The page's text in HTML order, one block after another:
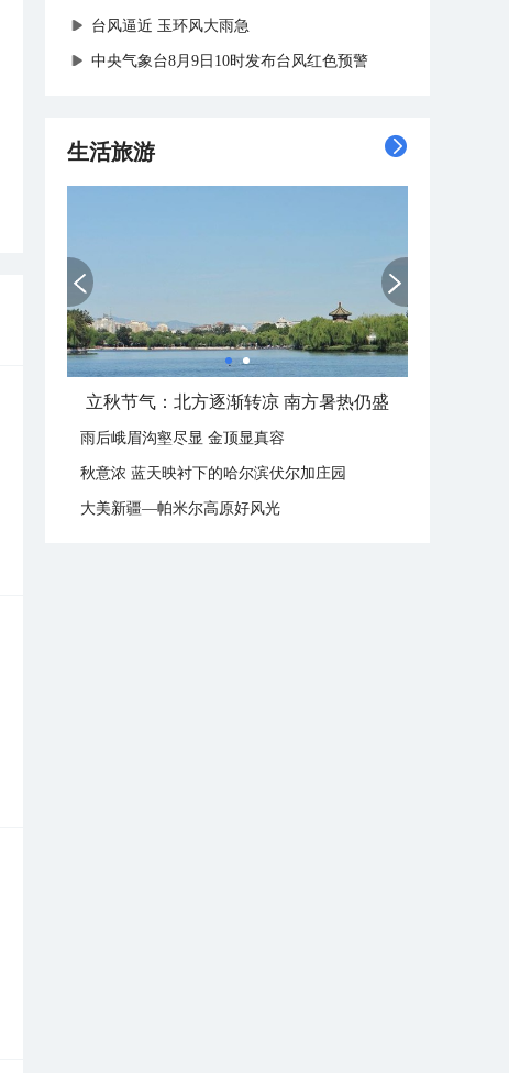
台风逼近 玉环风大雨急
中央气象台8月9日10时发布台风红色预警
生活旅游
立秋节气：北方逐渐转凉 南方暑热仍盛
雨后峨眉沟壑尽显 金顶显真容
秋意浓 蓝天映衬下的哈尔滨伏尔加庄园
大美新疆—帕米尔高原好风光